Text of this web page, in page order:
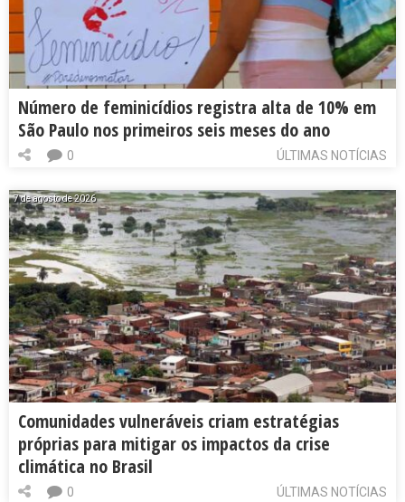
Número de feminicídios registra alta de 10% em
São Paulo nos primeiros seis meses do ano
ÚLTIMAS NOTÍCIAS
0
7 de agosto de 2026
Comunidades vulneráveis criam estratégias
próprias para mitigar os impactos da crise
climática no Brasil
ÚLTIMAS NOTÍCIAS
0